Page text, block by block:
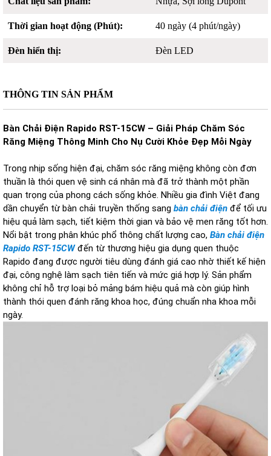
THÔNG TIN SẢN PHẨM
Bàn Chải Điện Rapido RST-15CW – Giải Pháp Chăm Sóc
Răng Miệng Thông Minh Cho Nụ Cười Khỏe Đẹp Mỗi Ngày
Trong nhịp sống hiện đại, chăm sóc răng miệng không còn đơn
thuần là thói quen vệ sinh cá nhân mà đã trở thành một phần
quan trọng của phong cách sống khỏe. Nhiều gia đình Việt đang
dần chuyển từ bàn chải truyền thống sang bàn chải điện để tối ưu
hiệu quả làm sạch, tiết kiệm thời gian và bảo vệ men răng tốt hơn.
Nổi bật trong phân khúc phổ thông chất lượng cao, Bàn chải điện
Rapido RST-15CWđến từ thương hiệu gia dụng quen thuộc
Rapido đang được người tiêu dùng đánh giá cao nhờ thiết kế hiện
đại, công nghệ làm sạch tiên tiến và mức giá hợp lý. Sản phẩm
không chỉ hỗ trợ loại bỏ mảng bám hiệu quả mà còn giúp hình
thành thói quen đánh răng khoa học, đúng chuẩn nha khoa mỗi
ngày.
Thời gian hoạt động (Phút): 40 ngày (4 phút/ngày)
Đèn hiển thị: Đèn LED